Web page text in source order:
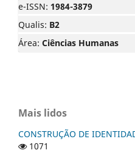
e-ISSN: 1984-3879
Qualis: B2
Área: Ciências Humanas
Mais lidos
CONSTRUÇÃO DE
1071